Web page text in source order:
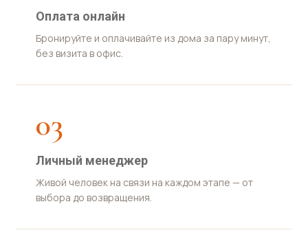
Оплата онлайн
Бронируйте и оплачивайте из дома за пару минут,
без визита в офис.
03
Личный менеджер
Живой человек на связи на каждом этапе — от
выбора до возвращения.